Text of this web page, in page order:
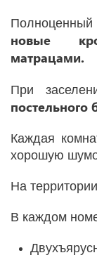
новые
матрацами.
При
постельного
Каждая
хорошую
На
В каждом